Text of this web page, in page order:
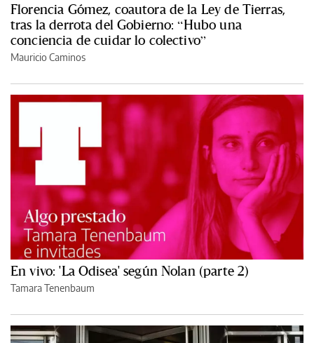
Florencia Gómez, coautora de la Ley de Tierras,
tras la derrota del Gobierno: “Hubo una
conciencia de cuidar lo colectivo”
Mauricio Caminos
En vivo: 'La Odisea' según Nolan (parte 2)
Tamara Tenenbaum